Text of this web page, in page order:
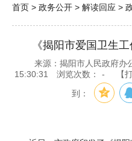
首页 > 政务公开 > 解读回应 >
《揭阳市爱国卫生
来源：揭阳市人民政府办
15:30:31
浏览次数： - 【
到：